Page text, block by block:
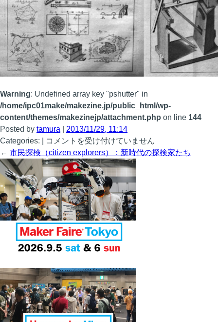
Warning: Undefined array key "pshutter" in
/home/ipc01make/makezine.jp/public_html/wp-
content/themes/makezinejp/attachment.php on line 144
Posted by tamura
2013/11/29, 11:14
Categories: |
historic-
engravings
は
コメントを受け付けていません
← 市民探検（citizen explorers）：新時代の探検家たち